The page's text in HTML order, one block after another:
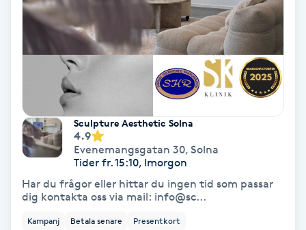
Faceliftmassage
Fet hårbotten
Fettreducering
Fibromassage
Fillers
Fotmassage
Sculpture Aesthetic Solna
4.9
Evenemangsgatan 30, Solna
Tider fr. 15:10, Imorgon
Har du frågor eller hittar du ingen tid som passar
dig kontakta oss via mail: info@sc...
Kampanj Betala senare Presentkort